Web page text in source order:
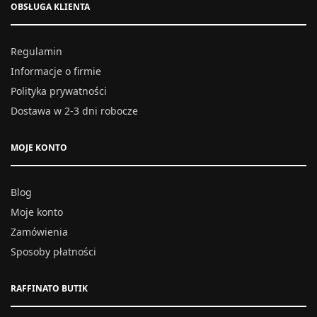
OBSŁUGA KLIENTA
Regulamin
Informacje o firmie
Polityka prywatności
Dostawa w 2-3 dni robocze
MOJE KONTO
Blog
Moje konto
Zamówienia
Sposoby płatności
RAFFINATO BUTIK